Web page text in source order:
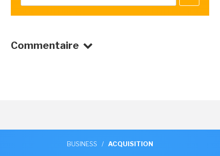
Commentaire
BUSINESS / ACQUISITION